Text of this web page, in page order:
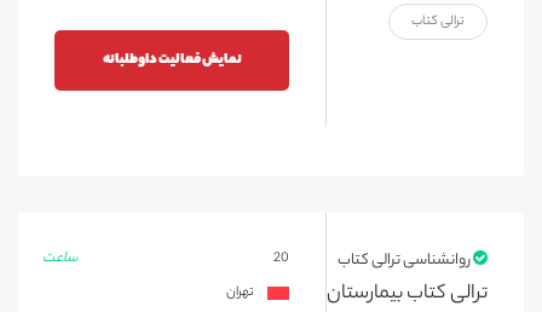
ترالی کتاب
نمایش فعالیت داوطلبانه
روانشناسی ترالی کتاب
ترالی کتاب بیمارستان محک
ساعت
20
تهران